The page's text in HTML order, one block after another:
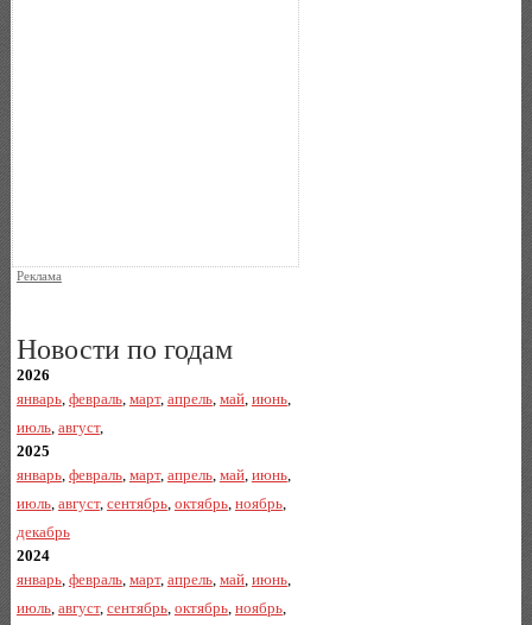
Реклама
Новости по годам
2026
январь, февраль, март, апрель, май, июнь,
июль, август,
2025
январь, февраль, март, апрель, май, июнь,
июль, август, сентябрь, октябрь, ноябрь,
декабрь
2024
январь, февраль, март, апрель, май, июнь,
июль, август, сентябрь, октябрь, ноябрь,